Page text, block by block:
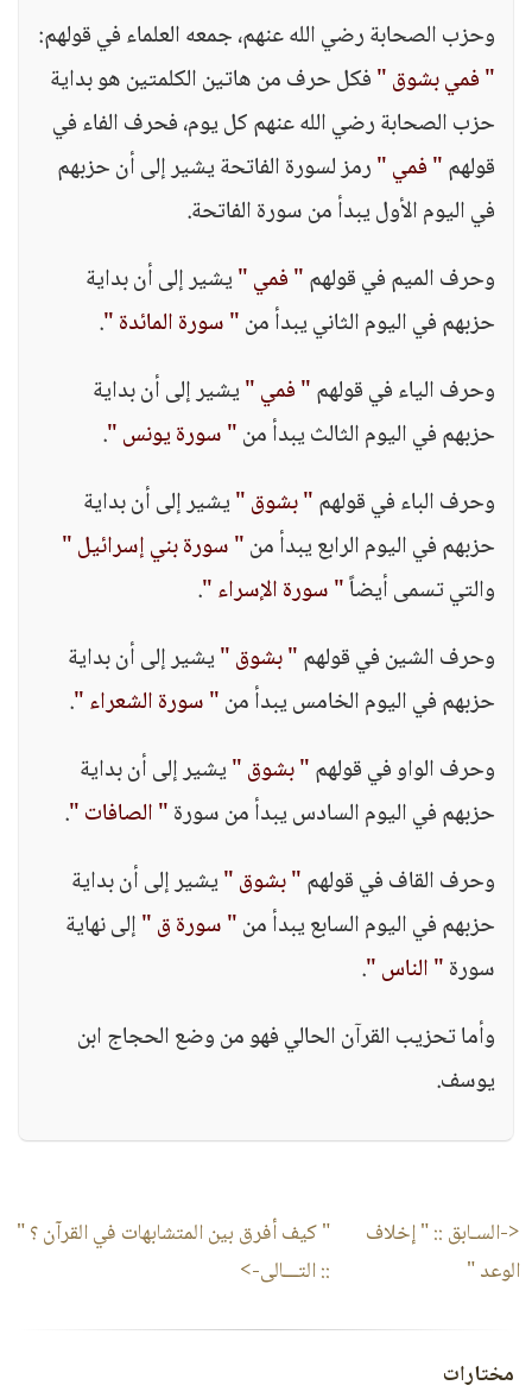
وحزب الصحابة رضي الله عنهم، جمعه العلماء في قولهم:
" فمي بشوق "فكل حرف من هاتين الكلمتين هو بداية
حزب الصحابة رضي الله عنهم كل يوم، فحرف الفاء في
قولهم" فمي "رمز لسورة الفاتحة يشير إلى أن حزبهم
في اليوم الأول يبدأ من سورة الفاتحة.
وحرف الميم في قولهم" فمي "يشير إلى أن بداية
حزبهم في اليوم الثاني يبدأ من" سورة المائدة ".
وحرف الياء في قولهم" فمي "يشير إلى أن بداية
حزبهم في اليوم الثالث يبدأ من" سورة يونس ".
وحرف الباء في قولهم" بشوق "يشير إلى أن بداية
حزبهم في اليوم الرابع يبدأ من" سورة بني إسرائيل "
والتي تسمى أيضاً" سورة الإسراء ".
وحرف الشين في قولهم" بشوق "يشير إلى أن بداية
حزبهم في اليوم الخامس يبدأ من" سورة الشعراء ".
وحرف الواو في قولهم" بشوق "يشير إلى أن بداية
حزبهم في اليوم السادس يبدأ من سورة" الصافات ".
وحرف القاف في قولهم" بشوق "يشير إلى أن بداية
حزبهم في اليوم السابع يبدأ من" سورة ق "إلى نهاية
سورة" الناس ".
وأما تحزيب القرآن الحالي فهو من وضع الحجاج ابن
يوسف.
<-السـابق ::" إخلاف
الوعد "
" كيف أفرق بين المتشابهات في القرآن ؟ "
:: التـــالى->
مختارات